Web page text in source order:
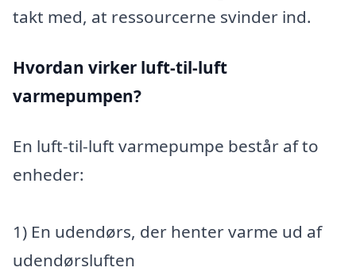
takt med, at ressourcerne svinder ind.
Hvordan virker luft-til-luft
varmepumpen?
En luft-til-luft varmepumpe består af to
enheder:
1) En udendørs, der henter varme ud af
udendørsluften